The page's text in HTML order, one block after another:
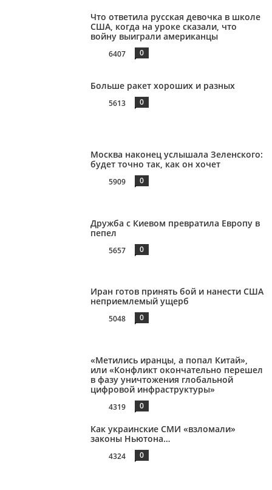
Что ответила русская девочка в школе
США, когда на уроке сказали, что
войну выиграли американцы
6407 0
Больше ракет хороших и разных
5613 0
Москва наконец услышала Зеленского:
будет точно так, как он хочет
5909 0
Дружба с Киевом превратила Европу в
пепел
5657 0
Иран готов принять бой и нанести США
неприемлемый ущерб
5048 0
«Метились иранцы, а попал Китай»,
или «Конфликт окончательно перешел
в фазу уничтожения глобальной
цифровой инфраструктуры»
4319 0
Как украинские СМИ «взломали»
законы Ньютона…
4324 0